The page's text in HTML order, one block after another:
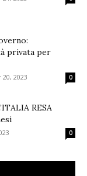
privata per
2023 0
RESA
0